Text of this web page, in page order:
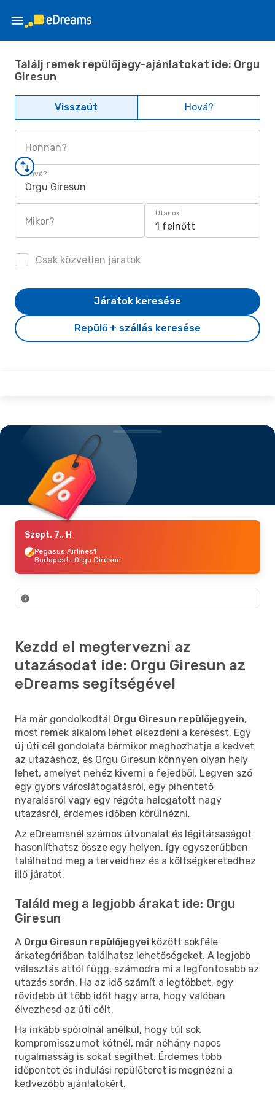
Találj remek repülőjegy-ajánlatokat ide: Orgu
Giresun
Visszaút Hová?
Honnan?
Hová?
Orgu Giresun
Mikor?
Utasok
1 felnőtt
Csak közvetlen járatok
Repülő + szállás keresése
Járatok keresése
Szept. 7., H
Pegasus Airlines1
Budapest- Orgu Giresun
Kezdd el megtervezni az
utazásodat ide: Orgu Giresun az
eDreams segítségével
Ha már gondolkodtál Orgu Giresun repülőjegyein,
most remek alkalom lehet elkezdeni a keresést. Egy
új úti cél gondolata bármikor meghozhatja a kedvet
az utazáshoz, és Orgu Giresun könnyen olyan hely
lehet, amelyet nehéz kiverni a fejedből. Legyen szó
egy gyors városlátogatásról, egy pihentető
nyaralásról vagy egy régóta halogatott nagy
utazásról, érdemes időben körülnézni.
Az eDreamsnél számos útvonalat és légitársaságot
hasonlíthatsz össze egy helyen, így egyszerűbben
találhatod meg a terveidhez és a költségkeretedhez
illő járatot.
Találd meg a legjobb árakat ide: Orgu
Giresun
A Orgu Giresun repülőjegyei között sokféle
árkategóriában találhatsz lehetőségeket. A legjobb
választás attól függ, számodra mi a legfontosabb az
utazás során. Ha az idő számít a legtöbbet, egy
rövidebb út több időt hagy arra, hogy valóban
élvezhesd az úti célt.
Ha inkább spórolnál anélkül, hogy túl sok
kompromisszumot kötnél, már néhány napos
rugalmasság is sokat segíthet. Érdemes több
időpontot és indulási repülőteret is megnézni a
kedvezőbb ajánlatokért.